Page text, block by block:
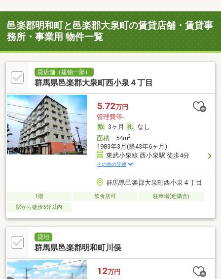
邑楽郡明和町と邑楽郡大泉町の賃貸店舗・賃貸事
務所・事業用 物件一覧
貸店舗（建物一部）
群馬県邑楽郡大泉町西小泉４丁目
5.72万円
管理費等-
3ヶ月
なし
面積54m2
1983年3月(築43年6ヶ月)
東武小泉線 西小泉駅 徒歩4分
その他の交通
群馬県邑楽郡大泉町西小泉４丁目
1階 飲食店可
駐車場(近隣含)
駅から徒歩5分以内
貸地
群馬県邑楽郡明和町川俣
12万円